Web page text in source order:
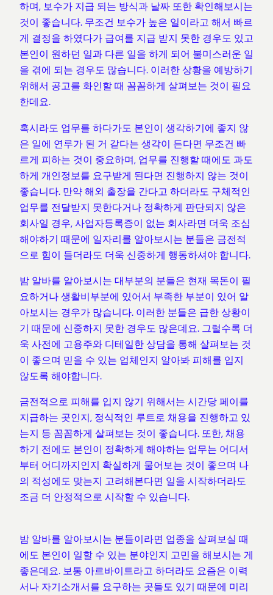
하며, 보수가 지급 되는 방식과 날짜 또한 확인해보시는
것이 좋습니다. 무조건 보수가 높은 일이라고 해서 빠르
게 결정을 하였다가 급여를 지급 받지 못한 경우도 있고
본인이 원하던 일과 다른 일을 하게 되어 불미스러운 일
을 겪에 되는 경우도 많습니다. 이러한 상황을 예방하기
위해서 공고를 화인할 때 꼼꼼하게 살펴보는 것이 필요
한데요.
혹시라도 업무를 하다가도 본인이 생각하기에 좋지 않
은 일에 연루가 된 거 같다는 생각이 든다면 무조건 빠
르게 피하는 것이 중요하며, 업무를 진행할 때에도 과도
하게 개인정보를 요구받게 된다면 진행하지 않는 것이
좋습니다. 만약 해외 출장을 간다고 하더라도 구체적인
업무를 전달받지 못한다거나 정확하게 판단되지 않은
회사일 경우, 사업자등록증이 없는 회사라면 더욱 조심
해야하기 때문에 일자리를 알아보시는 분들은 금전적
으로 힘이 들더라도 더욱 신중하게 행동하셔야 합니다.
밤 알바를 알아보시는 대부분의 분들은 현재 목돈이 필
요하거나 생활비부분에 있어서 부족한 부분이 있어 알
아보시는 경우가 많습니다. 이러한 분들은 급한 상황이
기 때문에 신중하지 못한 경우도 많은데요. 그럴수록 더
욱 사전에 고용주와 디테일한 상담을 통해 살펴보는 것
이 좋으며 믿을 수 있는 업체인지 알아봐 피해를 입지
않도록 해야합니다.
금전적으로 피해를 입지 않기 위해서는 시간당 페이를
지급하는 곳인지, 정식적인 루트로 채용을 진행하고 있
는지 등 꼼꼼하게 살펴보는 것이 좋습니다. 또한, 채용
하기 전에도 본인이 정확하게 해야하는 업무는 어디서
부터 어디까지인지 확실하게 물어보는 것이 좋으며 나
의 적성에도 맞는지 고려해본다면 일을 시작하더라도
조금 더 안정적으로 시작할 수 있습니다.
밤 알바를 알아보시는 분들이라면 업종을 살펴보실 때
에도 본인이 일할 수 있는 분야인지 고민을 해보시는 게
좋은데요. 보통 아르바이트라고 하더라도 요즘은 이력
서나 자기소개서를 요구하는 곳들도 있기 때문에 미리